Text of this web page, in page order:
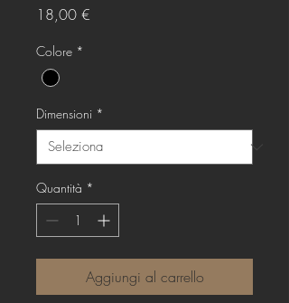
18,00 €
Colore *
Dimensioni *
Quantità *
Aggiungi al carrello